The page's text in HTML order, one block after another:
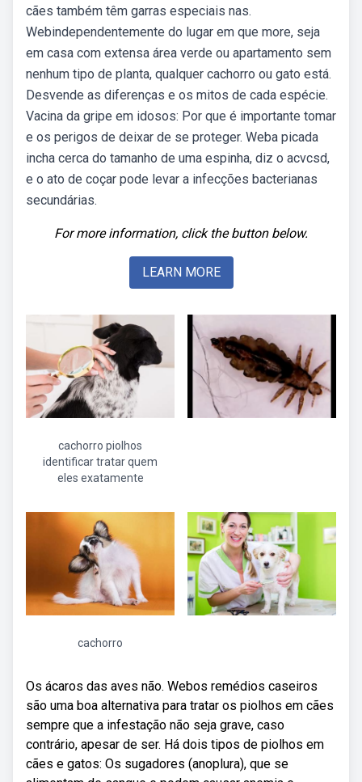
cães também têm garras especiais nas.
Webindependentemente do lugar em que more, seja
em casa com extensa área verde ou apartamento sem
nenhum tipo de planta, qualquer cachorro ou gato está.
Desvende as diferenças e os mitos de cada espécie.
Vacina da gripe em idosos: Por que é importante tomar
e os perigos de deixar de se proteger. Weba picada
incha cerca do tamanho de uma espinha, diz o acvcsd,
e o ato de coçar pode levar a infecções bacterianas
secundárias.
For more information, click the button below.
LEARN MORE
cachorro piolhos
identificar tratar quem
eles exatamente
cachorro
Os ácaros das aves não. Webos remédios caseiros
são uma boa alternativa para tratar os piolhos em cães
sempre que a infestação não seja grave, caso
contrário, apesar de ser. Há dois tipos de piolhos em
cães e gatos: Os sugadores (anoplura), que se